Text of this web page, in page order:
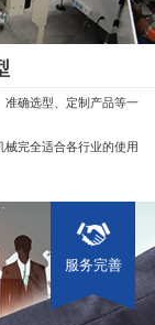
准确选型、定制产品等一
完全适合各行业的使用
服务完善